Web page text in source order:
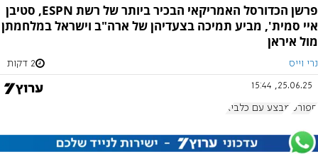
פרשן הכדורסל האמריקאי הבכיר ביותר של רשת ESPN, סטיבן
איי סמית', מביע תמיכה בצעדיהן של ארה"ב וישראל במלחמתן
מול איראן
נרי וייס 2 דקות
25.06.25, 15:44
ספורט מבצע עם כלביא